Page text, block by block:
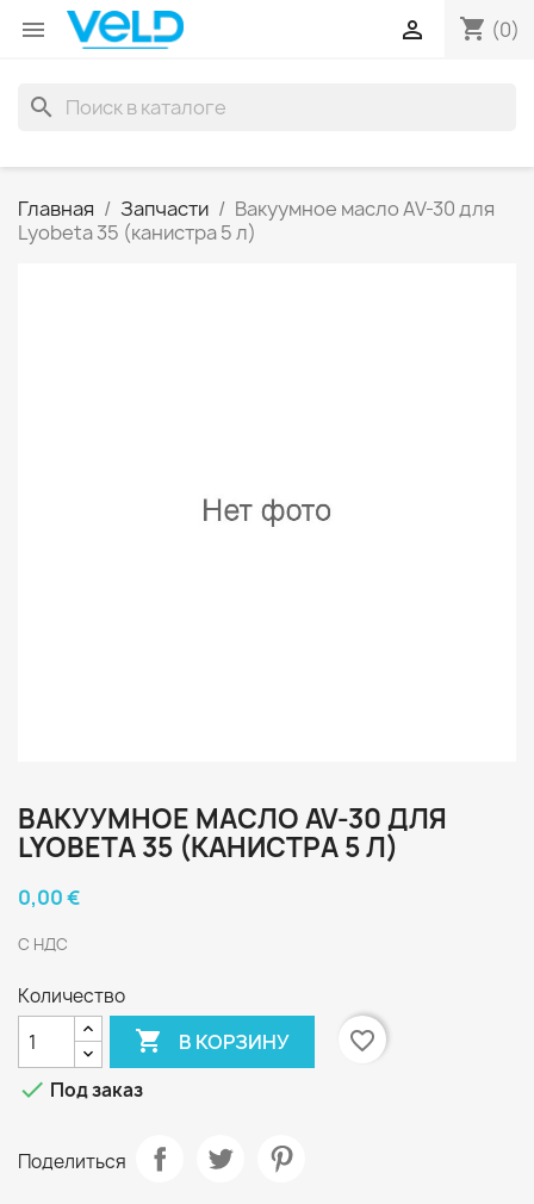
 shopping_cart (0)

search
Главная Запчасти
Вакуумное масло AV-30 для
Lyobeta 35 (канистра 5 л)
ВАКУУМНОЕ МАСЛО AV-30 ДЛЯ
LYOBETA 35 (КАНИСТРА 5 Л)
0,00 €
С НДС
Количество
 В КОРЗИНУ
favorite_border
 Под заказ
Поделиться